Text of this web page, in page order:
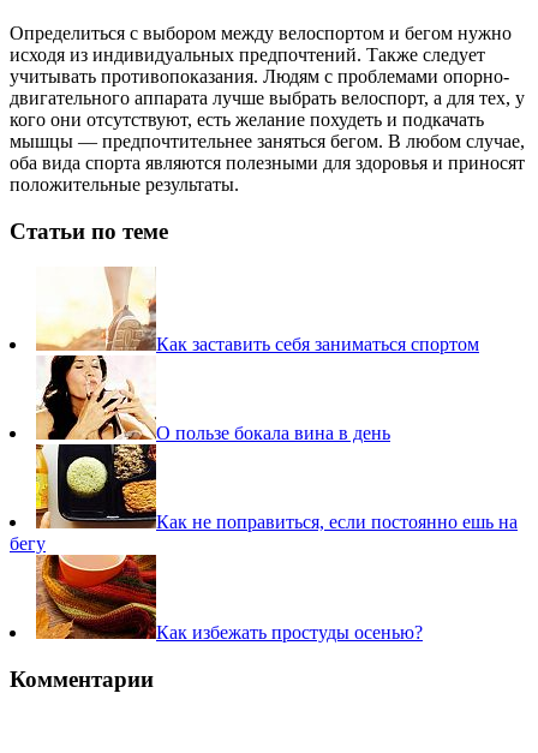
Определиться с выбором между велоспортом и бегом нужно
исходя из индивидуальных предпочтений. Также следует
учитывать противопоказания. Людям с проблемами опорно-
двигательного аппарата лучше выбрать велоспорт, а для тех, у
кого они отсутствуют, есть желание похудеть и подкачать
мышцы — предпочтительнее заняться бегом. В любом случае,
оба вида спорта являются полезными для здоровья и приносят
положительные результаты.
Статьи по теме
Как заставить себя заниматься спортом
О пользе бокала вина в день
Как не поправиться, если постоянно ешь на
бегу
Как избежать простуды осенью?
Комментарии